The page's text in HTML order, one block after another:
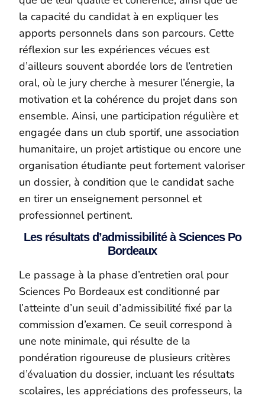
la capacité du candidat à en expliquer les
apports personnels dans son parcours. Cette
réflexion sur les expériences vécues est
d’ailleurs souvent abordée lors de l’entretien
oral, où le jury cherche à mesurer l’énergie, la
motivation et la cohérence du projet dans son
ensemble. Ainsi, une participation régulière et
engagée dans un club sportif, une association
humanitaire, un projet artistique ou encore une
organisation étudiante peut fortement valoriser
un dossier, à condition que le candidat sache
en tirer un enseignement personnel et
professionnel pertinent.
Les résultats d’admissibilité à Sciences Po
Bordeaux
Le passage à la phase d’entretien oral pour
Sciences Po Bordeaux est conditionné par
l’atteinte d’un seuil d’admissibilité fixé par la
commission d’examen. Ce seuil correspond à
une note minimale, qui résulte de la
pondération rigoureuse de plusieurs critères
d’évaluation du dossier, incluant les résultats
scolaires, les appréciations des professeurs, la